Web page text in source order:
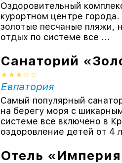
Оздоровительный
курортном центре
золотые песчаные пляжи,
отдых по системе все ...
Санаторий
Евпатория
Самый популярный
на берегу моря с
системе все включено в
оздоровление детей от 4
Отель